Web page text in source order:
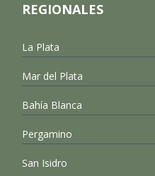
REGIONALES
La Plata
Mar del Plata
Bahía Blanca
Pergamino
San Isidro